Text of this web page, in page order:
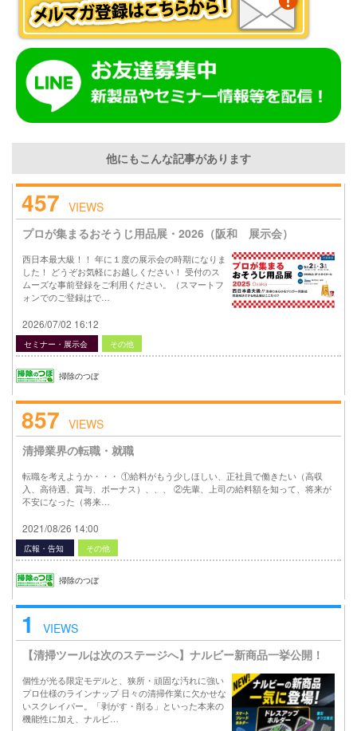
他にもこんな記事があります
457 VIEWS
プロが集まるおそうじ用品展・2026（阪和 展示会）
西日本最大級！！ 年に１度の展示会の時期になりま
した！ どうぞお気軽にお越しください！ 受付のス
ムーズな事前登録をご利用ください。（スマートフ
ォンでのご登録はで…
2026/07/02 16:12
セミナー・展示会 その他
掃除のつぼ
857 VIEWS
清掃業界の転職・就職
転職を考えようか・・・ ①給料がもう少しほしい、正社員で働きたい（高収
入、高待遇、賞与、ボーナス）、、、 ②先輩、上司の給料額を知って、将来が
不安になった（将来…
2021/08/26 14:00
広報・告知 その他
掃除のつぼ
1
VIEWS
【清掃ツールは次のステージへ】ナルビー新商品一挙公開！
個性が光る限定モデルと、狭所・頑固な汚れに強い
プロ仕様のラインナップ 日々の清掃作業に欠かせな
いスクレイパー。「剥がす・削る」といった本来の
機能性に加え、ナルビ…